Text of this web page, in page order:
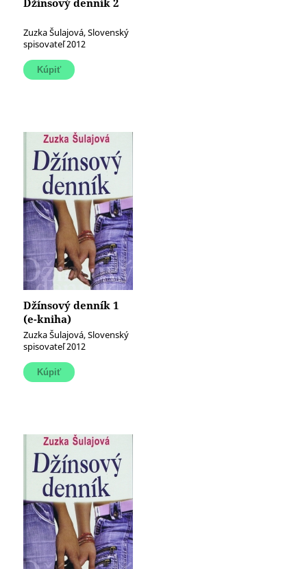
Džínsový denník 2
Zuzka Šulajová, Slovenský
spisovateľ 2012
Džínsový denník 1
(e-kniha)
Zuzka Šulajová, Slovenský
spisovateľ 2012